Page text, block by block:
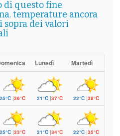
di questo fine
temperature ancora
sopra dei valori
Lunedì Martedì
25°C|36°C 21°C|37°C 22°C |38°C
25°C|33°C 21°C|34°C 22°C |35°C